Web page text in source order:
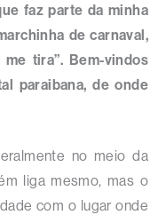
faz parte da minha
de carnaval,
tira”. Bem-vindos
paraibana, de onde
no meio da
liga mesmo, mas o
com o lugar onde